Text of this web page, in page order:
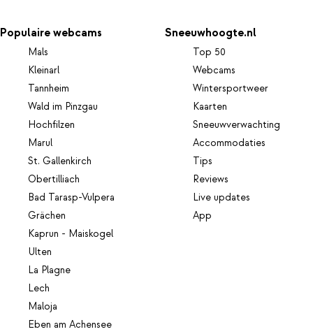
Populaire webcams
Mals
Kleinarl
Tannheim
Wald im Pinzgau
Hochfilzen
Marul
St. Gallenkirch
Obertilliach
Bad Tarasp-Vulpera
Grächen
Kaprun - Maiskogel
Ulten
La Plagne
Lech
Maloja
Eben am Achensee
Sneeuwhoogte.nl
Top 50
Webcams
Wintersportweer
Kaarten
Sneeuwverwachting
Accommodaties
Tips
Reviews
Live updates
App